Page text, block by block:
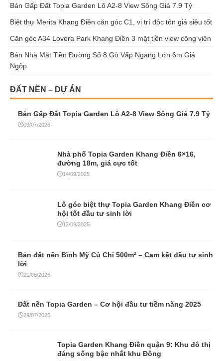
Bán Gấp Đất Topia Garden Lô A2-8 View Sông Giá 7.9 Tỷ
Biệt thự Merita Khang Điền căn góc C1, vị trí độc tôn giá siêu tốt
Căn góc A34 Lovera Park Khang Điền 3 mặt tiền view công viên
Bán Nhà Mặt Tiền Đường Số 8 Gò Vấp Ngang Lớn 6m Giá
Ngộp
ĐẤT NỀN – DỰ ÁN
Bán Gấp Đất Topia Garden Lô A2-8 View Sông Giá 7.9 Tỷ
09/07/2026
Nhà phố Topia Garden Khang Điền 6×16,
đường 18m, giá cực tốt
14/09/2025
Lô góc biệt thự Topia Garden Khang Điền cơ
hội tốt đầu tư sinh lời
12/09/2025
Bán đất nền Bình Mỹ Củ Chi 500m² – Cam kết đầu tư sinh
lời
21/08/2025
Đất nền Topia Garden – Cơ hội đầu tư tiềm năng 2025
29/07/2025
Topia Garden Khang Điền quận 9: Khu đô thị
đáng sống bậc nhất khu Đông